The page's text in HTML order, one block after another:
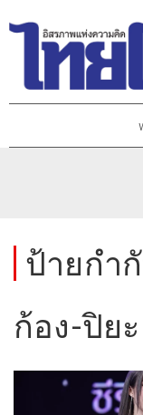
ป้ายกำ
ก้อง-ปิย